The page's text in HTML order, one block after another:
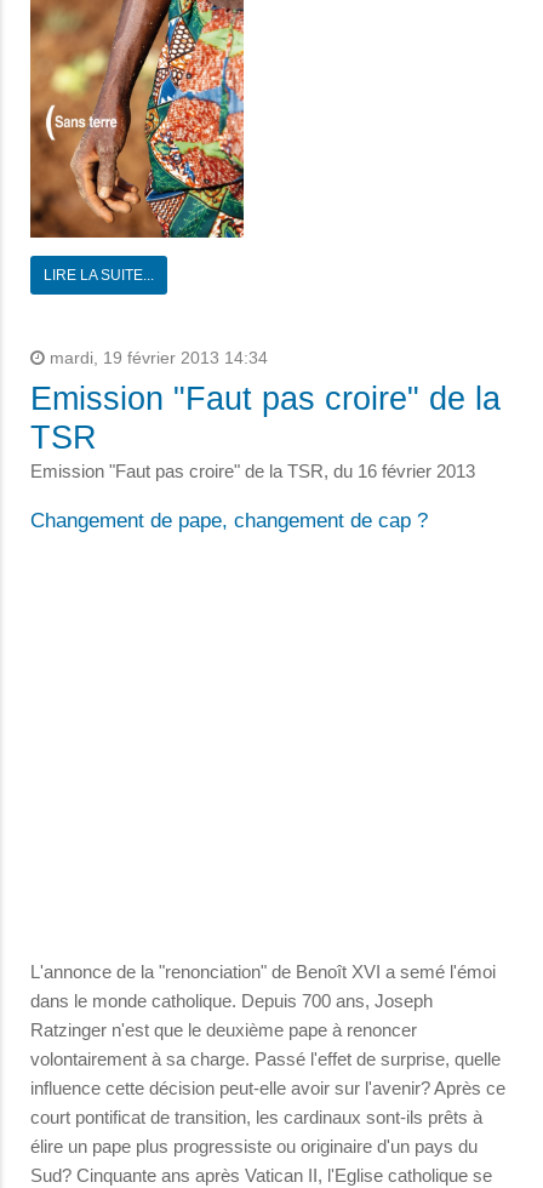
LIRE LA SUITE...
mardi, 19 février 2013 14:34
Emission "Faut pas croire" de la
TSR
Emission "Faut pas croire" de la TSR, du 16 février 2013
Changement de pape, changement de cap ?
L'annonce de la "renonciation" de Benoît XVI a semé l'émoi
dans le monde catholique. Depuis 700 ans, Joseph
Ratzinger n'est que le deuxième pape à renoncer
volontairement à sa charge. Passé l'effet de surprise, quelle
influence cette décision peut-elle avoir sur l'avenir? Après ce
court pontificat de transition, les cardinaux sont-ils prêts à
élire un pape plus progressiste ou originaire d'un pays du
Sud? Cinquante ans après Vatican II, l'Eglise catholique se